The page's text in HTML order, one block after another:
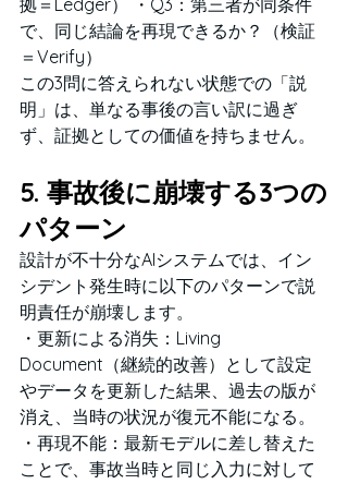
で、同じ結論を再現できるか？（検証
＝Verify）
この3問に答えられない状態での「説
明」は、単なる事後の言い訳に過ぎ
ず、証拠としての価値を持ちません。
5. 事故後に崩壊する3つの
パターン
設計が不十分なAIシステムでは、イン
シデント発生時に以下のパターンで説
明責任が崩壊します。
・更新による消失：Living
Document（継続的改善）として設定
やデータを更新した結果、過去の版が
消え、当時の状況が復元不能になる。
・再現不能：最新モデルに差し替えた
ことで、事故当時と同じ入力に対して